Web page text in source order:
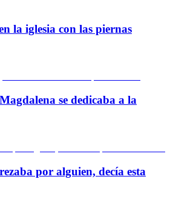
la iglesia con las piernas
se dedicaba a la
por alguien, decía esta